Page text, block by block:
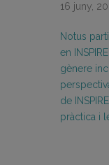
16 juny,
Notus
en
gènere
de
pràctica i